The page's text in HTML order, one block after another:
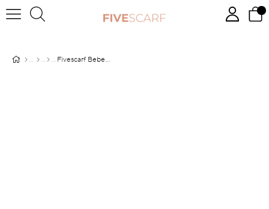
Fivescarf Bebe Mavisi Gölge Desen Krep Şal